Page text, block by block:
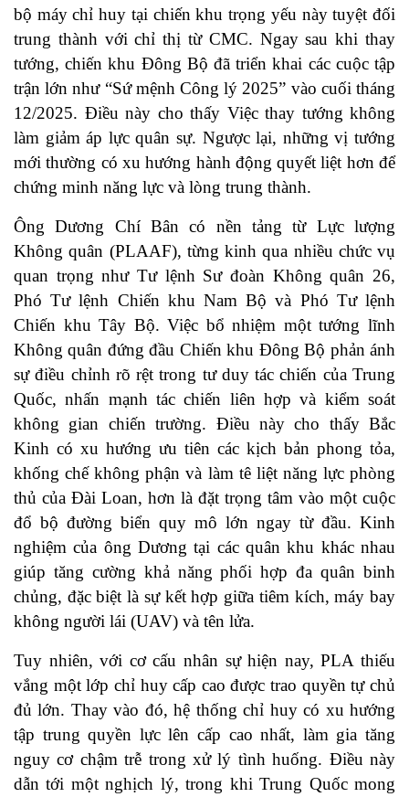
bộ máy chỉ huy tại chiến khu trọng yếu này tuyệt đối
trung thành với chỉ thị từ CMC. Ngay sau khi thay
tướng, chiến khu Đông Bộ đã triển khai các cuộc tập
trận lớn như “Sứ mệnh Công lý 2025” vào cuối tháng
12/2025. Điều này cho thấy Việc thay tướng không
làm giảm áp lực quân sự. Ngược lại, những vị tướng
mới thường có xu hướng hành động quyết liệt hơn để
chứng minh năng lực và lòng trung thành.
Ông Dương Chí Bân có nền tảng từ Lực lượng
Không quân (PLAAF), từng kinh qua nhiều chức vụ
quan trọng như Tư lệnh Sư đoàn Không quân 26,
Phó Tư lệnh Chiến khu Nam Bộ và Phó Tư lệnh
Chiến khu Tây Bộ. Việc bổ nhiệm một tướng lĩnh
Không quân đứng đầu Chiến khu Đông Bộ phản ánh
sự điều chỉnh rõ rệt trong tư duy tác chiến của Trung
Quốc, nhấn mạnh tác chiến liên hợp và kiểm soát
không gian chiến trường. Điều này cho thấy Bắc
Kinh có xu hướng ưu tiên các kịch bản phong tỏa,
khống chế không phận và làm tê liệt năng lực phòng
thủ của Đài Loan, hơn là đặt trọng tâm vào một cuộc
đổ bộ đường biển quy mô lớn ngay từ đầu. Kinh
nghiệm của ông Dương tại các quân khu khác nhau
giúp tăng cường khả năng phối hợp đa quân binh
chủng, đặc biệt là sự kết hợp giữa tiêm kích, máy bay
không người lái (UAV) và tên lửa.
Tuy nhiên, với cơ cấu nhân sự hiện nay, PLA thiếu
vắng một lớp chỉ huy cấp cao được trao quyền tự chủ
đủ lớn. Thay vào đó, hệ thống chỉ huy có xu hướng
tập trung quyền lực lên cấp cao nhất, làm gia tăng
nguy cơ chậm trễ trong xử lý tình huống. Điều này
dẫn tới một nghịch lý, trong khi Trung Quốc mong